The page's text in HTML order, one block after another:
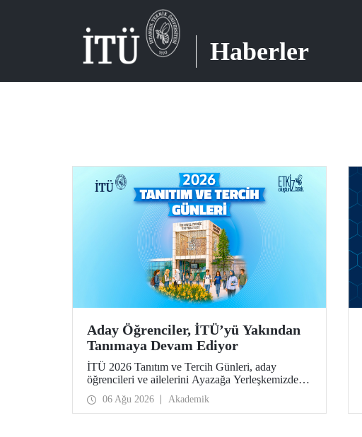
Haberler
Aday Öğrenciler, İTÜ’yü Yakından
Tanımaya Devam Ediyor
İTÜ 2026 Tanıtım ve Tercih Günleri, aday
öğrencileri ve ailelerini Ayazağa Yerleşkemizde
ağırlamaya devam ediyor. Tanıtım ve Tercih
Günleri 7 Ağustos’ta tamamlanacak, ilgili fakülte
ve birimler adaylara bilgi vermeye devam edecek.
06 Ağu 2026 Akademik